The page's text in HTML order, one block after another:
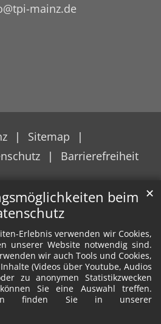
beim
Erlebnis verwenden wir Cookies,
unserer Website notwendig sind.
wir auch Tools und Cookies,
(Videos über Youtube, Audios
zu anonymen Statistikzwecken
Sie eine Auswahl treffen.
finden Sie in unserer
✕
mainz.de
Sitemap
Barrierefreiheit